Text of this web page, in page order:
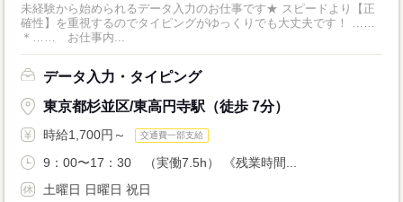
未経験から始められるデータ入力のお仕事です★ スピードより【正
確性】を重視するのでタイピングがゆっくりでも大丈夫です！ ……
＊…… お仕事内...
データ入力・タイピング
東京都杉並区/東高円寺駅（徒歩 7分）
時給1,700円～ 交通費一部支給
9：00〜17：30 （実働7.5h） 《残業時間...
土曜日 日曜日 祝日